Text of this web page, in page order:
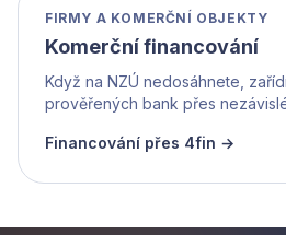
FIRMY A KOMERČNÍ OBJEKTY
Komerční financování
Když na NZÚ nedosáhnete,
prověřených bank přes
Financování přes 4fin →